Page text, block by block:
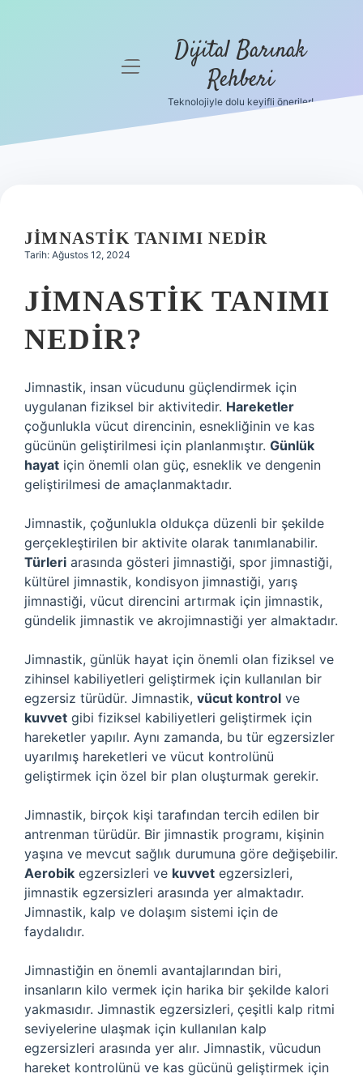
Hakkımızda
menüyü
Dijital Barınak
Rehberi
Teknolojiyle dolu keyifli öneriler!
JIMNASTIK TANIMI NEDIR
Tarih: Ağustos 12, 2024
JIMNASTIK TANIMI
NEDIR?
Jimnastik, insan vücudunu güçlendirmek için
uygulanan fiziksel bir aktivitedir. Hareketler
çoğunlukla vücut direncinin, esnekliğinin ve kas
gücünün geliştirilmesi için planlanmıştır. Günlük
hayat için önemli olan güç, esneklik ve dengenin
geliştirilmesi de amaçlanmaktadır.
Jimnastik, çoğunlukla oldukça düzenli bir şekilde
gerçekleştirilen bir aktivite olarak tanımlanabilir.
Türleri arasında gösteri jimnastiği, spor jimnastiği,
kültürel jimnastik, kondisyon jimnastiği, yarış
jimnastiği, vücut direncini artırmak için jimnastik,
gündelik jimnastik ve akrojimnastiği yer almaktadır.
Jimnastik, günlük hayat için önemli olan fiziksel ve
zihinsel kabiliyetleri geliştirmek için kullanılan bir
egzersiz türüdür. Jimnastik, vücut kontrol ve
kuvvet gibi fiziksel kabiliyetleri geliştirmek için
hareketler yapılır. Aynı zamanda, bu tür egzersizler
uyarılmış hareketleri ve vücut kontrolünü
geliştirmek için özel bir plan oluşturmak gerekir.
Jimnastik, birçok kişi tarafından tercih edilen bir
antrenman türüdür. Bir jimnastik programı, kişinin
yaşına ve mevcut sağlık durumuna göre değişebilir.
Aerobik egzersizleri ve kuvvet egzersizleri,
jimnastik egzersizleri arasında yer almaktadır.
Jimnastik, kalp ve dolaşım sistemi için de
faydalıdır.
Jimnastiğin en önemli avantajlarından biri,
insanların kilo vermek için harika bir şekilde kalori
yakmasıdır. Jimnastik egzersizleri, çeşitli kalp ritmi
seviyelerine ulaşmak için kullanılan kalp
egzersizleri arasında yer alır. Jimnastik, vücudun
hareket kontrolünü ve kas gücünü geliştirmek için